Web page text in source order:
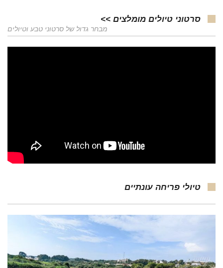
סרטוני טיולים מומלצים >>
מבחר גדול של סרטוני טבע וטיולים
טיולי פריחה עונתיים